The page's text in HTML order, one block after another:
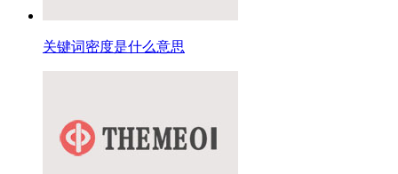
关键词密度是什么意思